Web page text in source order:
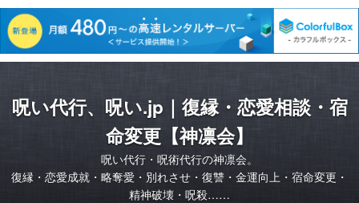
呪い代行、呪い.jp｜復縁・恋愛相談・宿
命変更【神凛会】
呪い代行・呪術代行の神凛会。
復縁・恋愛成就・略奪愛・別れさせ・復讐・金運向上・宿命変更・
精神破壊・呪殺……